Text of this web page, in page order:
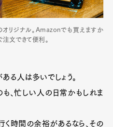
About
リジナル。Amazonでも買えますか
注文できて便利。
る人は多いでしょう。
、忙しい人の日常かもしれま
時間の余裕があるなら、その